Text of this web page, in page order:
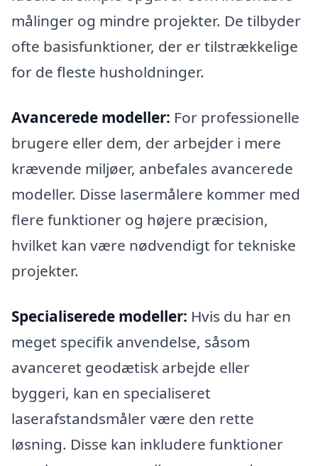
målinger og mindre projekter. De tilbyder
ofte basisfunktioner, der er tilstrækkelige
for de fleste husholdninger.
Avancerede modeller: For professionelle
brugere eller dem, der arbejder i mere
krævende miljøer, anbefales avancerede
modeller. Disse lasermålere kommer med
flere funktioner og højere præcision,
hvilket kan være nødvendigt for tekniske
projekter.
Specialiserede modeller: Hvis du har en
meget specifik anvendelse, såsom
avanceret geodætisk arbejde eller
byggeri, kan en specialiseret
laserafstandsmåler være den rette
løsning. Disse kan inkludere funktioner